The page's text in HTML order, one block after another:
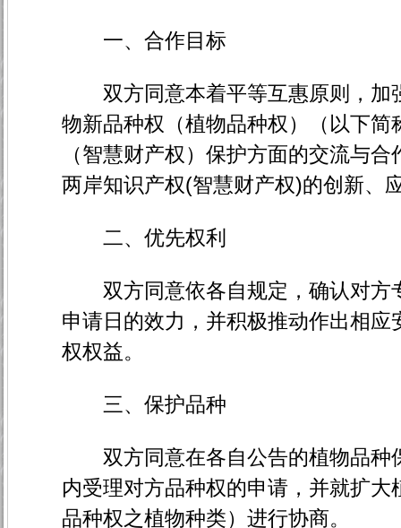
一、合作目标
双方同意本着平等互惠原则，加
物新品种权（植物品种权）（以下
（智慧财产权）保护方面的交流与
两岸知识产权(智慧财产权)的创新、
二、优先权利
双方同意依各自规定，确认对方
申请日的效力，并积极推动作出相
权权益。
三、保护品种
双方同意在各自公告的植物品种
内受理对方品种权的申请，并就扩
品种权之植物种类）进行协商。